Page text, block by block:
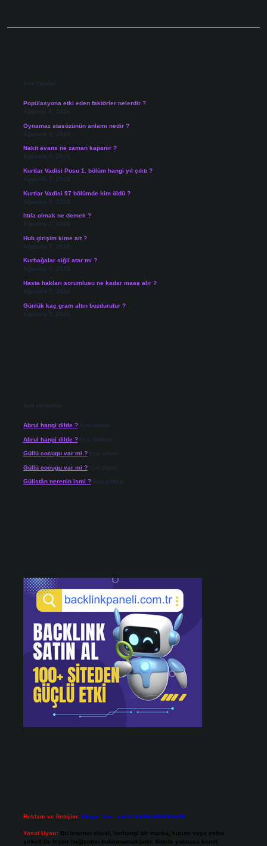
Son Yazılar
Popülasyona etki eden faktörler nelerdir ?
Ağustos 8, 2026
Oynamaz atasözünün anlamı nedir ?
Ağustos 8, 2026
Nakit avans ne zaman kapanır ?
Ağustos 8, 2026
Kurtlar Vadisi Pusu 1. bölüm hangi yıl çıktı ?
Ağustos 7, 2026
Kurtlar Vadisi 97 bölümde kim öldü ?
Ağustos 7, 2026
Ittıla olmak ne demek ?
Ağustos 7, 2026
Hub girişim kime ait ?
Ağustos 7, 2026
Kurbağalar siğil atar mı ?
Ağustos 7, 2026
Hasta hakları sorumlusu ne kadar maaş alır ?
Ağustos 7, 2026
Günlük kaç gram altın bozdurulur ?
Ağustos 7, 2026
Son yorumlar
Abrul hangi dilde ?için admin
Abrul hangi dilde ?için Gülten
Güllü cocugu var mi ?için admin
Güllü cocugu var mi ?için Alper
Gülistân nerenin ismi ?için admin
Reklam ve İletişim: Skype: live:.cid.575569c608265c69
Yasal Uyarı: Bu internet sitesi, herhangi bir marka, kurum veya şahıs
şirketi ile hiçbir bağlantısı bulunmamaktadır. Sitede yalnızca kendi